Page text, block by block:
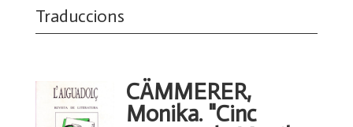
Traduccions
CÄMMERER,
Monika. "Cinc